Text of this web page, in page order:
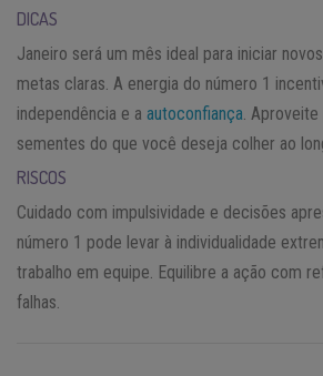
DICAS
Janeiro será um mês ideal para iniciar
metas claras. A energia do número 1
independência e a autoconfiança .
sementes do que você deseja colher ao
RISCOS
Cuidado com impulsividade e decisões
número 1 pode levar à individualidade
trabalho em equipe. Equilibre a ação com
falhas.